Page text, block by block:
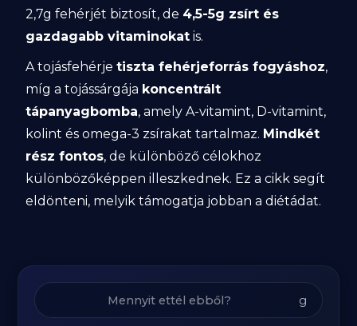
2,7g fehérjét biztosít, de 4,5-5g zsírt és
gazdagabb vitaminokat is.
A tojásfehérjetiszta fehérjeforrás fogyáshoz,
míg a tojássárgája koncentrált
tápanyagbomba, amely A-vitamint, D-vitamint,
kolint és omega-3 zsírakat tartalmaz. Mindkét
rész fontos, de különböző célokhoz
különbözőképpen illeszkednek. Ez a cikk segít
eldönteni, melyik támogatja jobban a diétádat.
g